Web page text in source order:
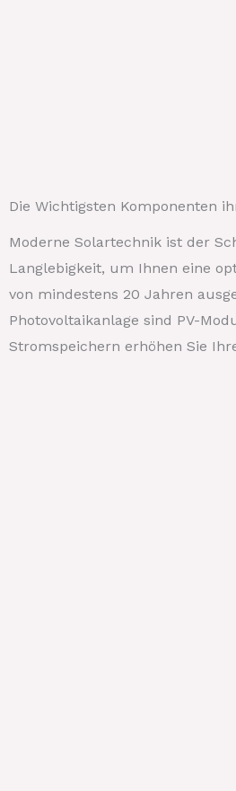
Die Wichtigsten Komponenten
Moderne Solartechnik ist der
Langlebigkeit, um Ihnen eine
von mindestens 20 Jahren
Photovoltaikanlage sind PV-
Stromspeichern erhöhen Sie